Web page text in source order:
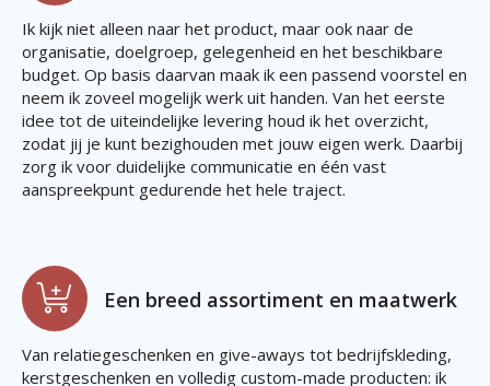
Ik kijk niet alleen naar het product, maar ook naar de
organisatie, doelgroep, gelegenheid en het beschikbare
budget. Op basis daarvan maak ik een passend voorstel en
neem ik zoveel mogelijk werk uit handen. Van het eerste
idee tot de uiteindelijke levering houd ik het overzicht,
zodat jij je kunt bezighouden met jouw eigen werk. Daarbij
zorg ik voor duidelijke communicatie en één vast
aanspreekpunt gedurende het hele traject.
Een breed assortiment en maatwerk
Van relatiegeschenken en give-aways tot bedrijfskleding,
kerstgeschenken en volledig custom-made producten: ik